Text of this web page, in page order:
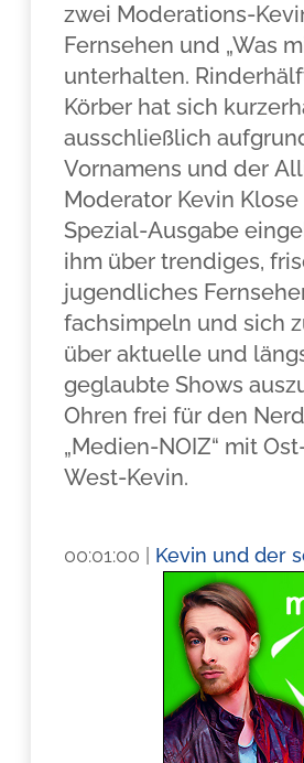
zwei Moderations-
Fernsehen und „Was
unterhalten.
Körber hat sich
ausschließlich
Vornamens und der
Moderator Kevin
Spezial-Ausgabe
ihm über trendiges,
jugendliches
fachsimpeln und sich
über aktuelle und
geglaubte Shows
Ohren frei für den
„Medien-NOIZ“ mit
West-Kevin.
00:01:00 | Kevin und der